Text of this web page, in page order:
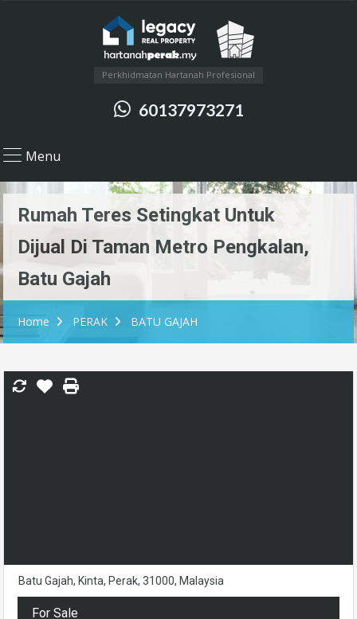
Perkhidmatan Hartanah Profesional
60137973271
Menu
Rumah Teres Setingkat Untuk
Dijual Di Taman Metro Pengkalan,
Batu Gajah
Home PERAK BATU GAJAH
Batu Gajah, Kinta, Perak, 31000, Malaysia
For Sale